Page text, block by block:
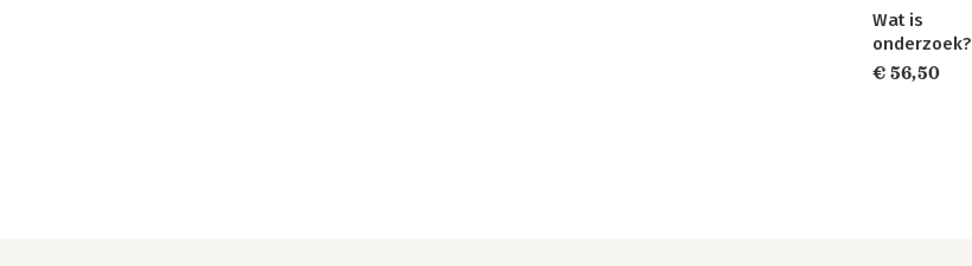
Wat is
onderzoek?
€ 56,50